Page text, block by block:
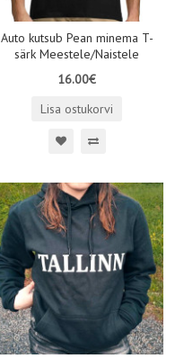
Auto kutsub Pean minema T-
särk Meestele/Naistele
16.00€
Lisa ostukorvi